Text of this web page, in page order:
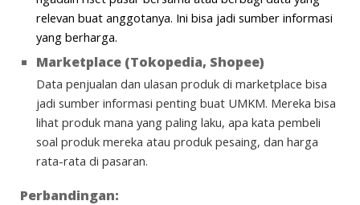
relevan buat anggotanya. Ini bisa jadi sumber informasi
yang berharga.
Marketplace (Tokopedia, Shopee)
Data penjualan dan ulasan produk di marketplace bisa
jadi sumber informasi penting buat UMKM. Mereka bisa
lihat produk mana yang paling laku, apa kata pembeli
soal produk mereka atau produk pesaing, dan harga
rata-rata di pasaran.
Perbandingan: